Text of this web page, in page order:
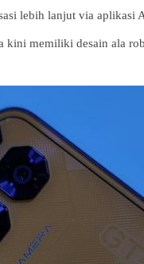
lebih lanjut via aplikasi
kini memiliki desain ala